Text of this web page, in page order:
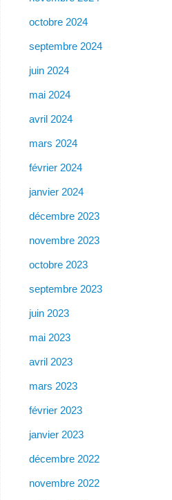
octobre 2024
septembre 2024
juin 2024
mai 2024
avril 2024
mars 2024
février 2024
janvier 2024
décembre 2023
novembre 2023
octobre 2023
septembre 2023
juin 2023
mai 2023
avril 2023
mars 2023
février 2023
janvier 2023
décembre 2022
novembre 2022